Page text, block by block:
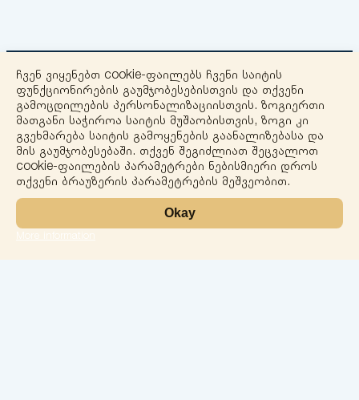
+
−
ჩვენ ვიყენებთ cookie-ფაილებს ჩვენი საიტის
ფუნქციონირების გაუმჯობესებისთვის და თქვენი
გამოცდილების პერსონალიზაციისთვის. ზოგიერთი
მათგანი საჭიროა საიტის მუშაობისთვის, ზოგი კი
გვეხმარება საიტის გამოყენების გაანალიზებასა და
მის გაუმჯობესებაში. თქვენ შეგიძლიათ შეცვალოთ
cookie-ფაილების პარამეტრები ნებისმიერი დროს
თქვენი ბრაუზერის პარამეტრების მეშვეობით.
Okay
More information